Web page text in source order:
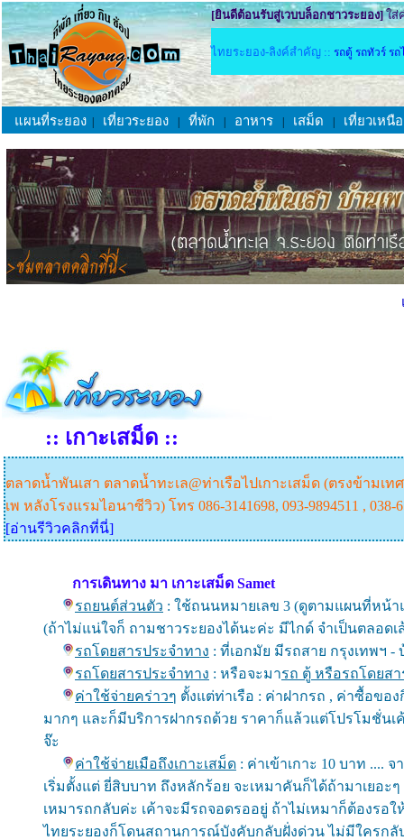
[ยินดีต้อนรับสู่เวบบล็อกชาวระยอง]ใส่
ไทยระยอง-ลิงค์สำคัญ :: รถตู้ รถทัวร์ ร
แผนที่ระยอง เที่ยวระยอง ที่พัก อาหาร เสม็ด เที่ยวเหนื
:: เกาะเสม็ด ::
ตลาดน้ำพันเสา ตลาดน้ำทะเล@ท่าเรือไปเกาะเสม็ด (ตรงข้ามเท
เพ หลังโรงแรมไอนาซีวิว) โทร 086-3141698, 093-9894511 , 038-
[อ่านรีวิวคลิกที่นี่]
การเดินทาง มา เกาะเสม็ด Samet
รถยนต์ส่วนตัว : ใช้ถนนหมายเลข 3 (ดูตามแผนที่หน้
(ถ้าไม่แน่ใจก็ ถามชาวระยองได้นะค่ะ มีไกด์ จำเป็นตลอด
รถโดยสารประจำทาง : ที่เอกมัย มีรถสาย กรุงเทพฯ -
รถโดยสารประจำทาง : หรือจะมารถ ตู้ หรือรถโดยส
ค่าใช้จ่ายคร่าวๆ ตั้งแต่ท่าเรือ : ค่าฝากรถ , ค่าซื้อขอ
มากๆ และก็มีบริการฝากรถด้วย ราคาก็แล้วแต่โปรโมชั่น
จ๊ะ
ค่าใช้จ่ายเมือถึงเกาะเสม็ด : ค่าเข้าเกาะ 10 บาท ....
เริ่มตั้งแต่ ยี่สิบบาท ถึงหลักร้อย จะเหมาคันก็ได้ถ้ามาเยอ
เหมารถกลับค่ะ เค้าจะมีรถจอดรออยู่ ถ้าไม่เหมาก็ต้องรอ
ไทยระยองก็โดนสถานการณ์บังคับกลับฝั่งด่วน ไม่มีใครกลั